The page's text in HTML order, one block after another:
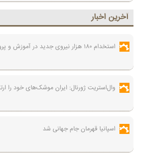
آخرين اخبار
استخدام ۱۸۰ هزار نیروی جدید در آموزش‌ و پرورش
وال‌استریت ژورنال: ایران موشک‌های خود را
اسپانیا قهرمان جام جهانی شد